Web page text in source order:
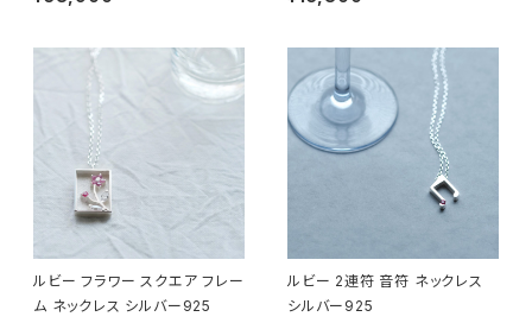
ルビー フラワー スクエア フレー
ム ネックレス シルバー925
ルビー 2連符 音符 ネックレス
シルバー925